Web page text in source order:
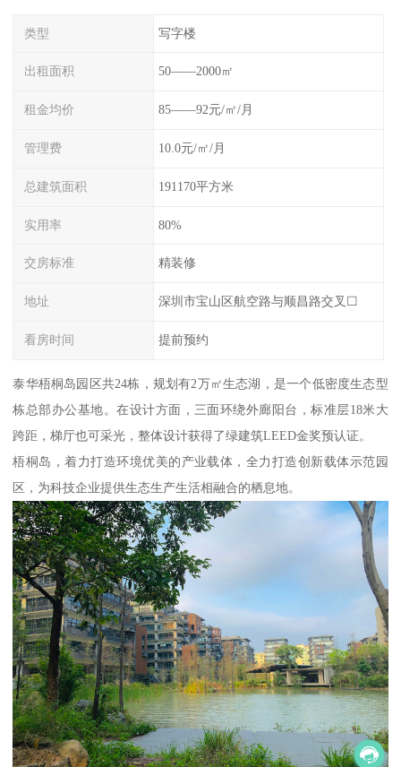
类型 写字楼
出租面积 50——2000㎡
租金均价 85——92元/㎡/月
管理费 10.0元/㎡/月
总建筑面积 191170平方米
实用率 80%
交房标准 精装修
地址 深圳市宝山区航空路与顺昌路交叉☐
看房时间 提前预约
泰华梧桐岛园区共24栋，规划有2万㎡生态湖，是一个低密度生态型
栋总部办公基地。在设计方面，三面环绕外廊阳台，标准层18米大
跨距，梯厅也可采光，整体设计获得了绿建筑LEED金奖预认证。
梧桐岛，着力打造环境优美的产业载体，全力打造创新载体示范园
区，为科技企业提供生态生产生活相融合的栖息地。